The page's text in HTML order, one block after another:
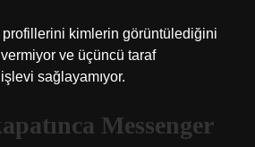
kimlerin görüntülediğini
ve üçüncü taraf
sağlayamıyor.
Messenger